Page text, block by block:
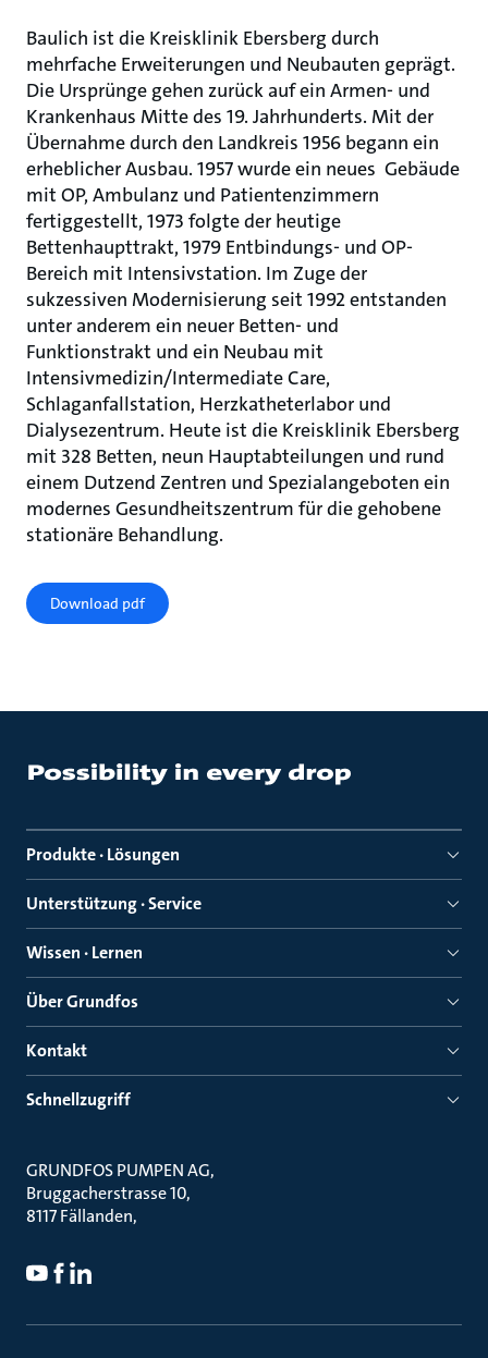
Baulich ist die Kreisklinik Ebersberg durch
mehrfache Erweiterungen und Neubauten geprägt.
Die Ursprünge gehen zurück auf ein Armen- und
Krankenhaus Mitte des 19. Jahrhunderts. Mit der
Übernahme durch den Landkreis 1956 begann ein
erheblicher Ausbau. 1957 wurde ein neues Gebäude
mit OP, Ambulanz und Patientenzimmern
fertiggestellt, 1973 folgte der heutige
Bettenhaupttrakt, 1979 Entbindungs- und OP-
Bereich mit Intensivstation. Im Zuge der
sukzessiven Modernisierung seit 1992 entstanden
unter anderem ein neuer Betten- und
Funktionstrakt und ein Neubau mit
Intensivmedizin/Intermediate Care,
Schlaganfallstation, Herzkatheterlabor und
Dialysezentrum. Heute ist die Kreisklinik Ebersberg
mit 328 Betten, neun Hauptabteilungen und rund
einem Dutzend Zentren und Spezialangeboten ein
modernes Gesundheitszentrum für die gehobene
stationäre Behandlung.
Download pdf
Produkte · Lösungen
Unterstützung · Service
Wissen · Lernen
Über Grundfos
Kontakt
Schnellzugriff
GRUNDFOS PUMPEN AG
Bruggacherstrasse 10
8117 Fällanden